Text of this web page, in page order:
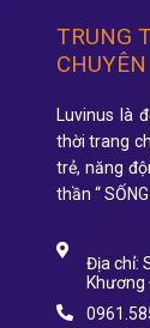
TRUNG
Luvinus là
thời trang
trẻ, năng
thần “
Địa chỉ:
Khương